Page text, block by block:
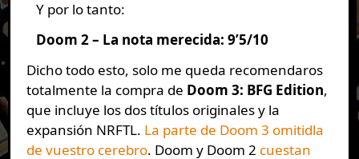
Y por lo tanto:
Doom 2 – La nota merecida: 9’5/10
Dicho todo esto, solo me queda recomendaros
totalmente la compra de Doom 3: BFG Edition,
que incluye los dos títulos originales y la
expansión NRFTL. La parte de Doom 3 omitidla
de vuestro cerebro. Doom y Doom 2 cuestan